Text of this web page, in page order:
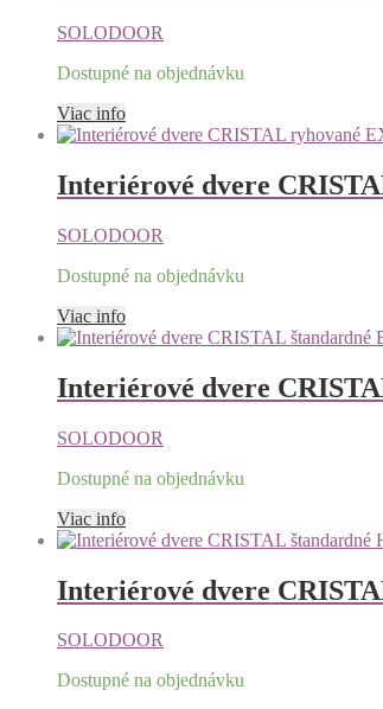
SOLODOOR
Dostupné na objednávku
Viac info
Interiérové dvere
SOLODOOR
Dostupné na objednávku
Viac info
Interiérové dvere
SOLODOOR
Dostupné na objednávku
Viac info
Interiérové dvere
SOLODOOR
Dostupné na objednávku